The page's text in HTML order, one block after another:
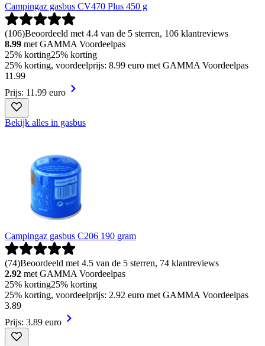
Campingaz gasbus CV470 Plus 450 g
(106)Beoordeeld met 4.4 van de 5 sterren, 106 klantreviews
8.99 met GAMMA Voordeelpas
25% korting25% korting
25% korting, voordeelprijs: 8.99 euro met GAMMA Voordeelpas
11 .99
Prijs: 11.99 euro
Bekijk alles in gasbus
Campingaz gasbus C206 190 gram
(74)Beoordeeld met 4.5 van de 5 sterren, 74 klantreviews
2.92 met GAMMA Voordeelpas
25% korting25% korting
25% korting, voordeelprijs: 2.92 euro met GAMMA Voordeelpas
3.89
Prijs: 3.89 euro